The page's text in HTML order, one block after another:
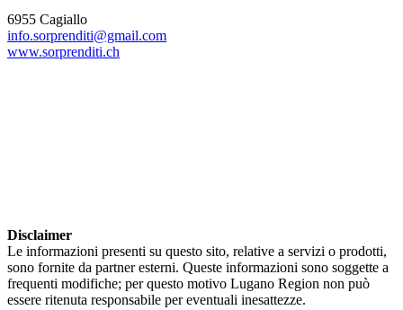
6955 Cagiallo
info.sorprenditi@gmail.com
www.sorprenditi.ch
Disclaimer
Le informazioni presenti su questo sito, relative a servizi o prodotti,
sono fornite da partner esterni. Queste informazioni sono soggette a
frequenti modifiche; per questo motivo Lugano Region non può
essere ritenuta responsabile per eventuali inesattezze.